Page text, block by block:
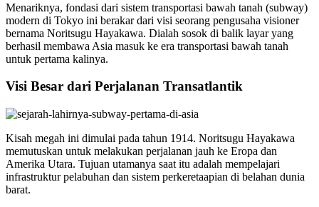
Menariknya, fondasi dari sistem transportasi bawah tanah (subway)
modern di Tokyo ini berakar dari visi seorang pengusaha visioner
bernama Noritsugu Hayakawa. Dialah sosok di balik layar yang
berhasil membawa Asia masuk ke era transportasi bawah tanah
untuk pertama kalinya.
Visi Besar dari Perjalanan Transatlantik
Kisah megah ini dimulai pada tahun 1914. Noritsugu Hayakawa
memutuskan untuk melakukan perjalanan jauh ke Eropa dan
Amerika Utara. Tujuan utamanya saat itu adalah mempelajari
infrastruktur pelabuhan dan sistem perkeretaapian di belahan dunia
barat.